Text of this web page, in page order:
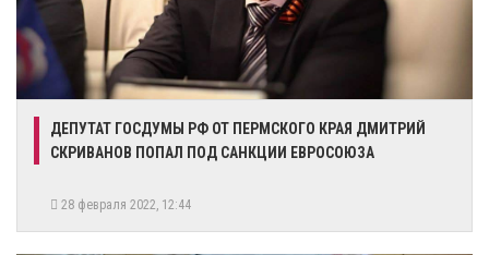
​ДЕПУТАТ ГОСДУМЫ РФ ОТ ПЕРМСКОГО КРАЯ ДМИТРИЙ
СКРИВАНОВ ПОПАЛ ПОД САНКЦИИ ЕВРОСОЮЗА
28 февраля 2022, 12:44